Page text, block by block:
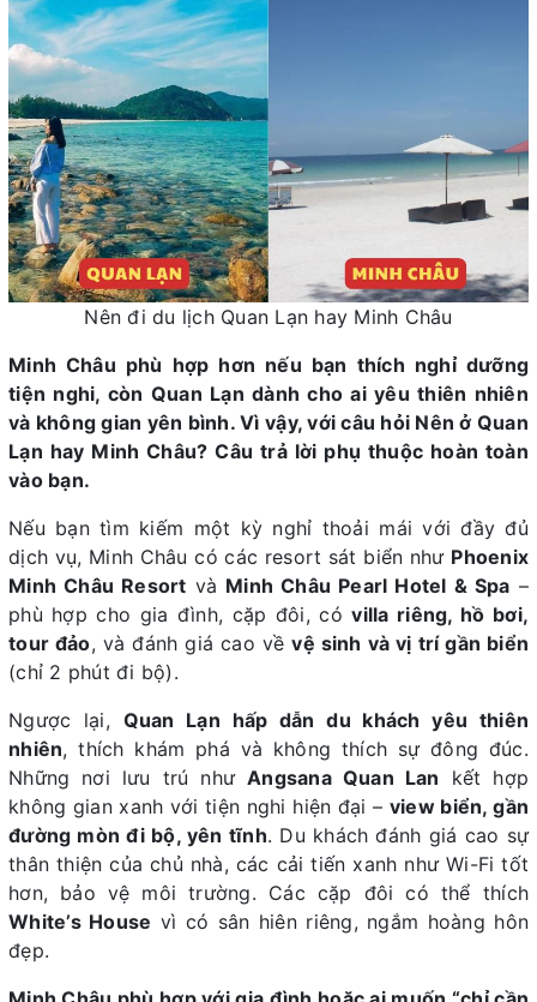
Nên đi du lịch Quan Lạn hay Minh Châu
Minh Châu phù hợp hơn nếu bạn thích nghỉ dưỡng
tiện nghi, còn Quan Lạn dành cho ai yêu thiên nhiên
và không gian yên bình. Vì vậy, với câu hỏi Nên ở Quan
Lạn hay Minh Châu? Câu trả lời phụ thuộc hoàn toàn
vào bạn.
Nếu bạn tìm kiếm một kỳ nghỉ thoải mái với đầy đủ
dịch vụ, Minh Châu có các resort sát biển như Phoenix
Minh Châu Resort và Minh Châu Pearl Hotel & Spa –
phù hợp cho gia đình, cặp đôi, cóvilla riêng, hồ bơi,
tour đảo, và đánh giá cao vềvệ sinh và vị trí gần biển
(chỉ 2 phút đi bộ).
Ngược lại, Quan Lạn hấp dẫn du khách yêu thiên
nhiên, thích khám phá và không thích sự đông đúc.
Những nơi lưu trú nhưAngsana Quan Lan kết hợp
không gian xanh với tiện nghi hiện đại – view biển, gần
đường mòn đi bộ, yên tĩnh. Du khách đánh giá cao sự
thân thiện của chủ nhà, các cải tiến xanh như Wi-Fi tốt
hơn, bảo vệ môi trường. Các cặp đôi có thể thích
White’s House vì có sân hiên riêng, ngắm hoàng hôn
đẹp.